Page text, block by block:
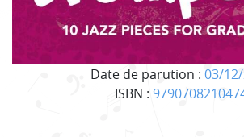
Date de parution : 03/
ISBN :